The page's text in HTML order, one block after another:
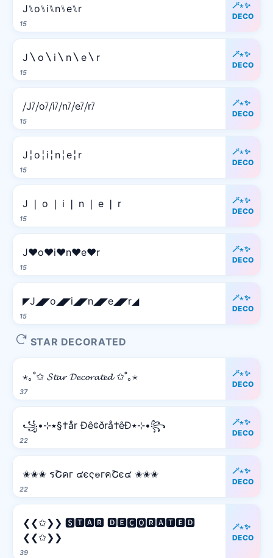
15
J⑊o⑊i⑊n⑊e⑊r
🪄⋆✨
DECO
15
J〵o〵i〵n〵e〵r
🪄⋆✨
DECO
15
⧸J⧶⧸o⧶⧸i⧶⧸n⧶⧸e⧶⧸r⧶
🪄⋆✨
DECO
15
J╎o╎i╎n╎e╎r
🪄⋆✨
DECO
15
J ❘ o ❘ i ❘ n ❘ e ❘ r
🪄⋆✨
DECO
15
J♥o♥i♥n♥e♥r
🪄⋆✨
DECO
15
◤J◢◤o◢◤i◢◤n◢◤e◢◤r◢
🪄⋆✨
DECO
STAR DECORATED
37
⋆｡˚✩ 𝓢𝓽𝓪𝓻 𝓓𝓮𝓬𝓸𝓻𝓪𝓽𝓮𝓭 ✩˚｡⋆
🪄⋆✨
DECO
22
꧁•⊹٭§†år Ðê¢ðrå†êÐ٭⊹•꧂
🪄⋆✨
DECO
22
✬✬✬ รՇคг ๔єς๏гคՇє๔ ✬✬✬
🪄⋆✨
DECO
39
❮❮✩❯❯ 🆂🆃🅰🆁 🅳🅴🅲🅾🆁🅰🆃🅴🅳
❮❮✩❯❯
🪄⋆✨
DECO